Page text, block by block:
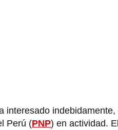
Perú (PNP) en actividad.